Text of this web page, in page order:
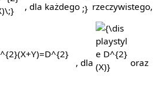
, dla każdego rzeczywistego,
, dla
{\displaystyle
D^{2}(X)}
oraz